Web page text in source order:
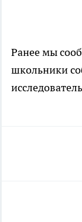
Ранее мы
школьники